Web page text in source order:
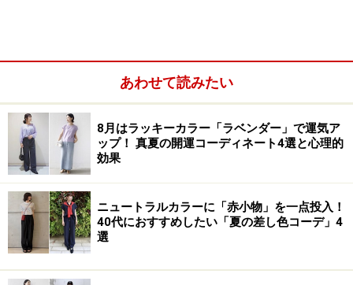
「スメハラ」の加害者はあなたかも？
パワハラは、地位や人間関係の優位性を背景に引き起こ
されるため、加害者になりうる人はある程度限定されま
あわせて読みたい
8月はラッキーカラー「ラベンダー」で運気ア
ップ！ 真夏の開運コーディネート4選と心理的
効果
ニュートラルカラーに「赤小物」を一点投入！
40代におすすめしたい「夏の差し色コーデ」4
選